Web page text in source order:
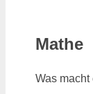
Mathe
Was